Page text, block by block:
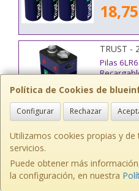
TRUST -
Pilas
TRUST -
ECO/
Política de Cookies de
Configurar Rechazar
Utilizamos cookies propias y
servicios.
Puede obtener más
la configuración, en nuestra